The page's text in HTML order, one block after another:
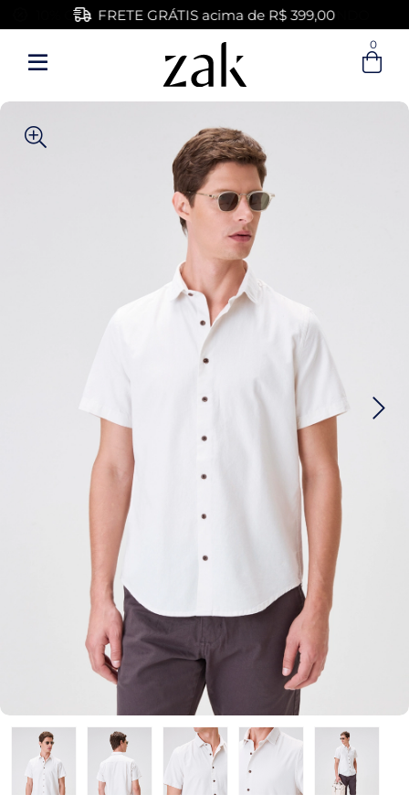
Entre com email ou cpf/cnpj
Criar nova conta
FRETE GRÁTIS acima de R$ 399,00
0